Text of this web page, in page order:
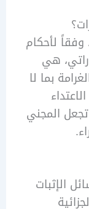
لا